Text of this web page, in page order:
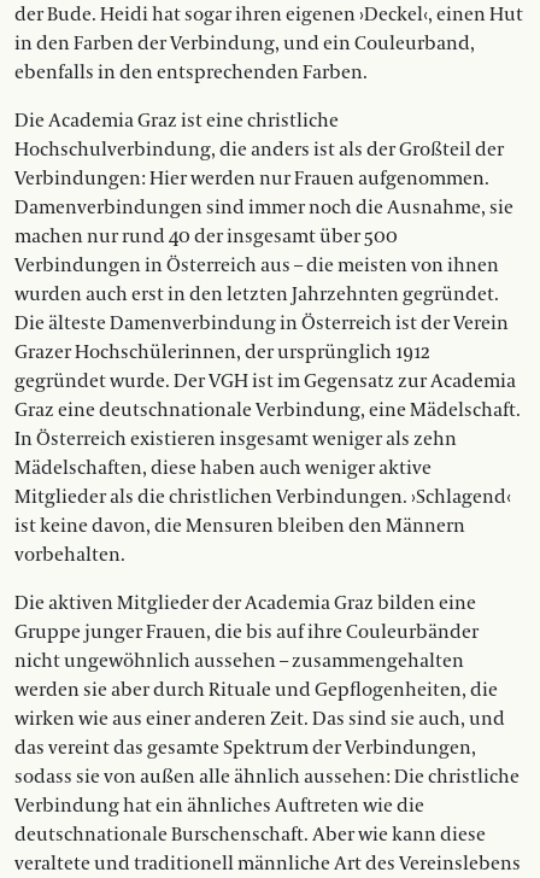
der Bude. Heidi hat sogar ihren eigenen ›Deckel‹, einen Hut
in den Farben der Verbindung, und ein Couleurband,
ebenfalls in den entsprechenden Farben.
Die Academia Graz ist eine christliche
Hochschulverbindung, die anders ist als der Großteil der
Verbindungen: Hier werden nur Frauen aufgenommen.
Damenverbindungen sind immer noch die Ausnahme, sie
machen nur rund 40 der insgesamt über 500
Verbindungen in Österreich aus – die meisten von ihnen
wurden auch erst in den letzten Jahrzehnten gegründet.
Die älteste Damenverbindung in Österreich ist der Verein
Grazer Hochschülerinnen, der ursprünglich 1912
gegründet wurde. Der VGH ist im Gegensatz zur Academia
Graz eine deutschnationale Verbindung, eine Mädelschaft.
In Österreich existieren insgesamt weniger als zehn
Mädelschaften, diese haben auch weniger aktive
Mitglieder als die christlichen Verbindungen. ›Schlagend‹
ist keine davon, die Mensuren bleiben den Männern
vorbehalten.
Die aktiven Mitglieder der Academia Graz bilden eine
Gruppe junger Frauen, die bis auf ihre Couleurbänder
nicht ungewöhnlich aussehen – zusammengehalten
werden sie aber durch Rituale und Gepflogenheiten, die
wirken wie aus einer anderen Zeit. Das sind sie auch, und
das vereint das gesamte Spektrum der Verbindungen,
sodass sie von außen alle ähnlich aussehen: Die christliche
Verbindung hat ein ähnliches Auftreten wie die
deutschnationale Burschenschaft. Aber wie kann diese
veraltete und traditionell männliche Art des Vereinslebens